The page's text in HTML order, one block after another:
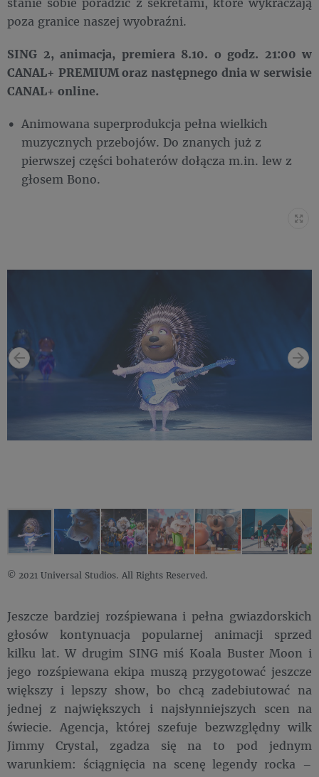
poza granice naszej wyobraźni.
SING 2, animacja, premiera 8.10. o godz. 21:00 w
CANAL+ PREMIUM oraz następnego dnia w serwisie
CANAL+ online.
Animowana superprodukcja pełna wielkich
muzycznych przebojów. Do znanych już z
pierwszej części bohaterów dołącza m.in. lew z
głosem Bono.
© 2021 Universal Studios. All Rights Reserved.
Jeszcze bardziej rozśpiewana i pełna gwiazdorskich
głosów kontynuacja popularnej animacji sprzed
kilku lat. W drugim SING miś Koala Buster Moon i
jego rozśpiewana ekipa muszą przygotować jeszcze
większy i lepszy show, bo chcą zadebiutować na
jednej z największych i najsłynniejszych scen na
świecie. Agencja, której szefuje bezwzględny wilk
Jimmy Crystal, zgadza się na to pod jednym
warunkiem: ściągnięcia na scenę legendy rocka –